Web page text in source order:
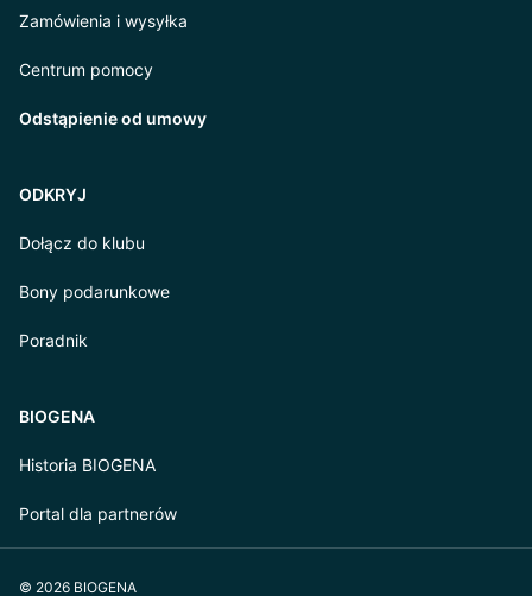
Zamówienia i wysyłka
Centrum pomocy
Odstąpienie od umowy
ODKRYJ
Dołącz do klubu
Bony podarunkowe
Poradnik
BIOGENA
Historia BIOGENA
Portal dla partnerów
© 2026 BIOGENA